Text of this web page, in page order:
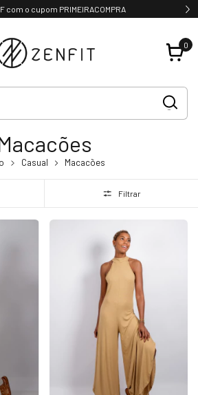
com o cupom PRIMEIRACOMPRA
0
Casual Macacões
Filtrar